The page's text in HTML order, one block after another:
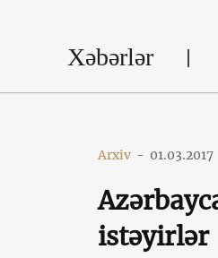
Xəbərlər
Arxiv - 01.03.2017
istəyirlər